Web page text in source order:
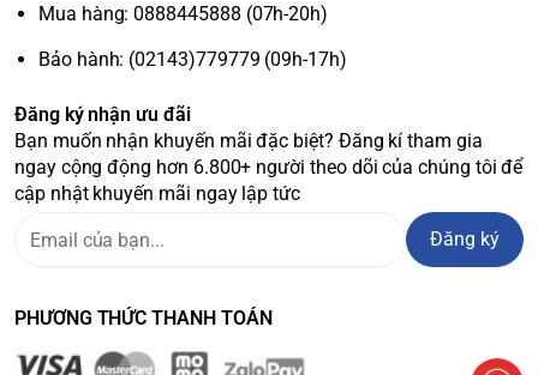
Mua hàng: 0888445888 (07h-20h)
Bảo hành: (02143)779779 (09h-17h)
Đăng ký nhận ưu đãi
Bạn muốn nhận khuyến mãi đặc biệt? Đăng kí tham gia
ngay cộng động hơn 6.800+ người theo dõi của chúng tôi để
cập nhật khuyến mãi ngay lập tức
Đăng ký
PHƯƠNG THỨC THANH TOÁN